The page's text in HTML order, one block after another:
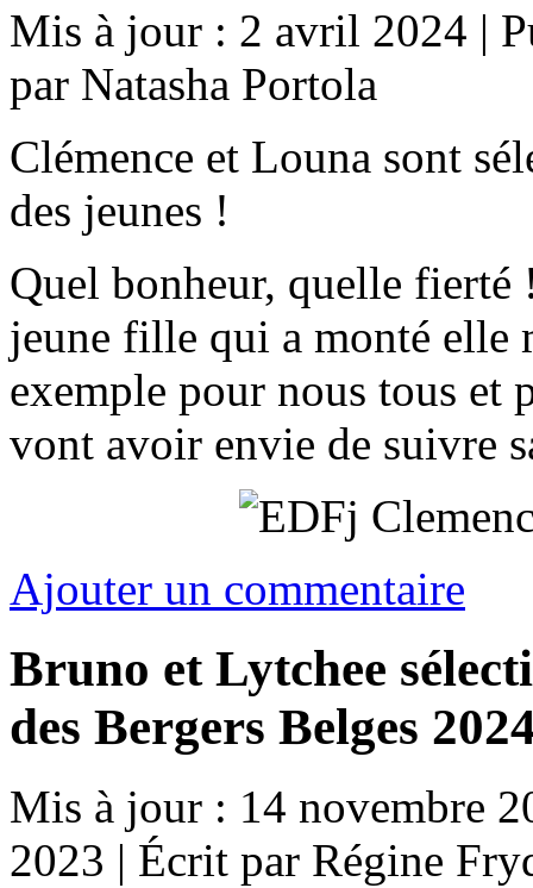
Mis à jour : 2 avril 2024 |
par Natasha Portola
Clémence et Louna sont
des jeunes !
Quel bonheur, quelle
jeune fille qui a monté elle
exemple pour nous tous et
vont avoir envie de suivre
Ajouter un commentaire
Bruno et Lytchee
des Bergers Belges
Mis à jour : 14 novembre
2023 | Écrit par Régine